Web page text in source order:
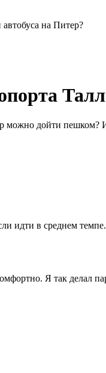
на Питер?
можно дойти пешком?
идти в среднем
Я так делал